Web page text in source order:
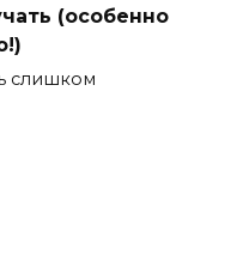
(особенно
слишком